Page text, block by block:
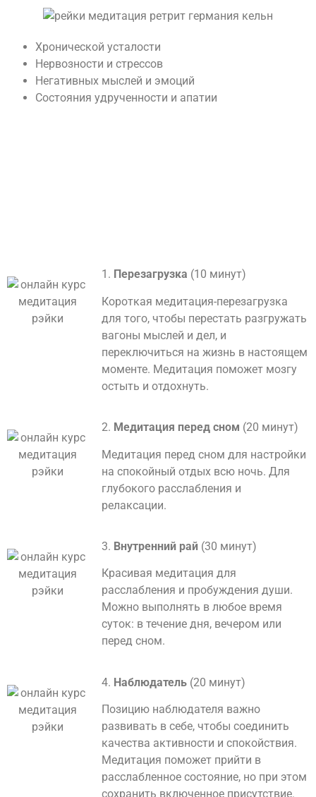
Хронической усталости
Нервозности и стрессов
Негативных мыслей и эмоций
Состояния удрученности и апатии
1. Перезагрузка (10 минут)
Короткая медитация-перезагрузка
для того, чтобы перестать разгружать
вагоны мыслей и дел, и
переключиться на жизнь в настоящем
моменте. Медитация поможет мозгу
остыть и отдохнуть.
2. Медитация перед сном (20 минут)
Медитация перед сном для настройки
на спокойный отдых всю ночь. Для
глубокого расслабления и
релаксации.
3. Внутренний рай (30 минут)
Красивая медитация для
расслабления и пробуждения души.
Можно выполнять в любое время
суток: в течение дня, вечером или
перед сном.
4. Наблюдатель (20 минут)
Позицию наблюдателя важно
развивать в себе, чтобы соединить
качества активности и спокойствия.
Медитация поможет прийти в
расслабленное состояние, но при этом
сохранить включенное присутствие.